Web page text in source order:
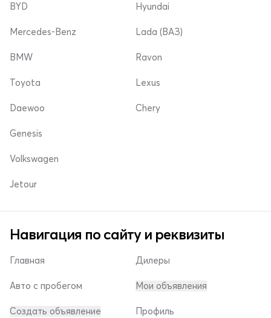
BYD
Mercedes-Benz
Hyundai
Lada (ВАЗ)
BMW
Toyota
Daewoo
Ravon
Lexus
Chery
Genesis
Volkswagen
Jetour
Навигация по сайту и реквизиты
Главная
Авто с пробегом
Создать объявление
Дилеры
Мои объявления
Профиль